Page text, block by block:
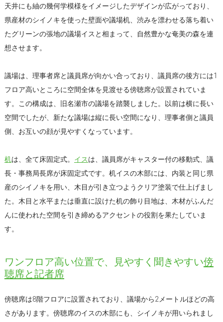
天井にも紬の幾何学模様をイメージしたデザインが広がっており、
県産材のシイノキを使った壁面や議場机、渋みを漂わせる落ち着い
たグリーンの張地の議場イスと相まって、自然豊かな奄美の森を連
想させます。
議場は、理事者席と議員席が向かい合っており、議員席の後方には1
フロア高いところに空間全体を見渡せる傍聴席が設置されていま
す。この構成は、旧名瀬市の議場を踏襲しました。以前は横に長い
空間でしたが、新たな議場は縦に長い空間になり、理事者側と議員
側、お互いの顔が見やすくなっています。
机は、全て床固定式。 イスは、議員席がキャスター付の移動式、議
長・事務局長席が床固定式です。机イスの木部には、内装と同じ県
産のシイノキを用い、木目が引き立つようクリア塗装で仕上げまし
た。木目と水平または垂直に設けた机の飾り目地は、木材がふんだ
んに使われた空間を引き締めるアクセントの役割を果たしていま
す。
ワンフロア高い位置で、見やすく聞きやすい傍
聴席と記者席
傍聴席は8階フロアに設置されており、議場から2メートルほどの高
さがあります。傍聴席のイスの木部にも、シイノキが用いられまし